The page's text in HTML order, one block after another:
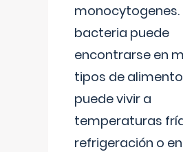
monocytogenes.
bacteria puede
encontrarse en
tipos de
puede vivir a
temperaturas
refrigeración o en